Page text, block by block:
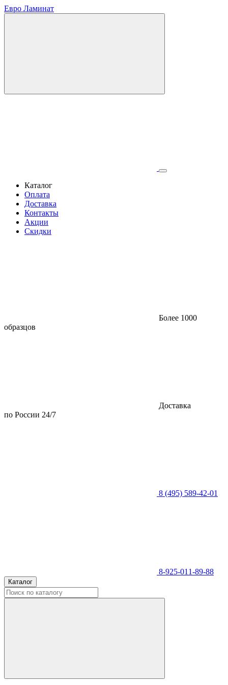
Евро Ламинат
Каталог
Оплата
Доставка
Контакты
Акции
Скидки
Более 1000
образцов
Доставка
по России 24/7
8 (495) 589-42-01
8-925-011-89-88
Каталог